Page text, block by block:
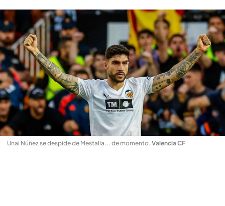
Unai Núñez se despide de Mestalla... de momento. Valencia CF